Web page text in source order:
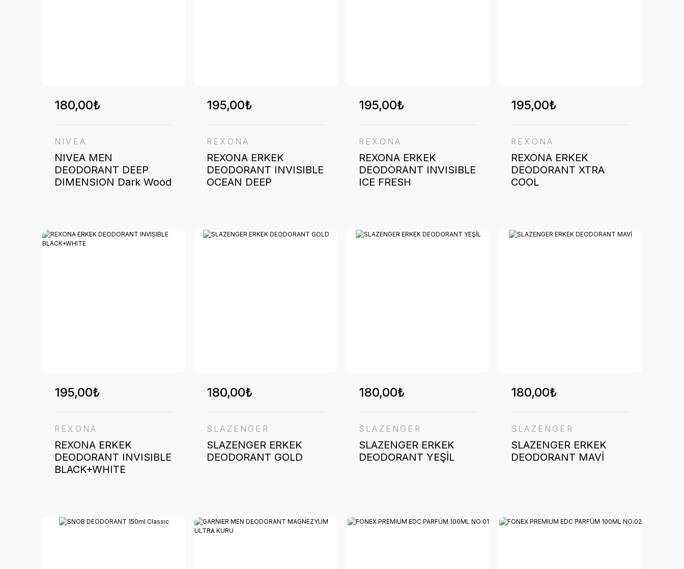
180,00₺
NIVEA
NIVEA MEN
DEODORANT DEEP
DIMENSION Dark Wood
195,00₺
REXONA
REXONA ERKEK
DEODORANT INVISIBLE
OCEAN DEEP
195,00₺
REXONA
REXONA ERKEK
DEODORANT INVISIBLE
ICE FRESH
195,00₺
REXONA
REXONA ERKEK
DEODORANT XTRA
COOL
195,00₺
REXONA
REXONA ERKEK
DEODORANT INVISIBLE
BLACK+WHITE
180,00₺
SLAZENGER
SLAZENGER ERKEK
DEODORANT GOLD
180,00₺
SLAZENGER
SLAZENGER ERKEK
DEODORANT YEŞİL
180,00₺
SLAZENGER
SLAZENGER ERKEK
DEODORANT MAVİ